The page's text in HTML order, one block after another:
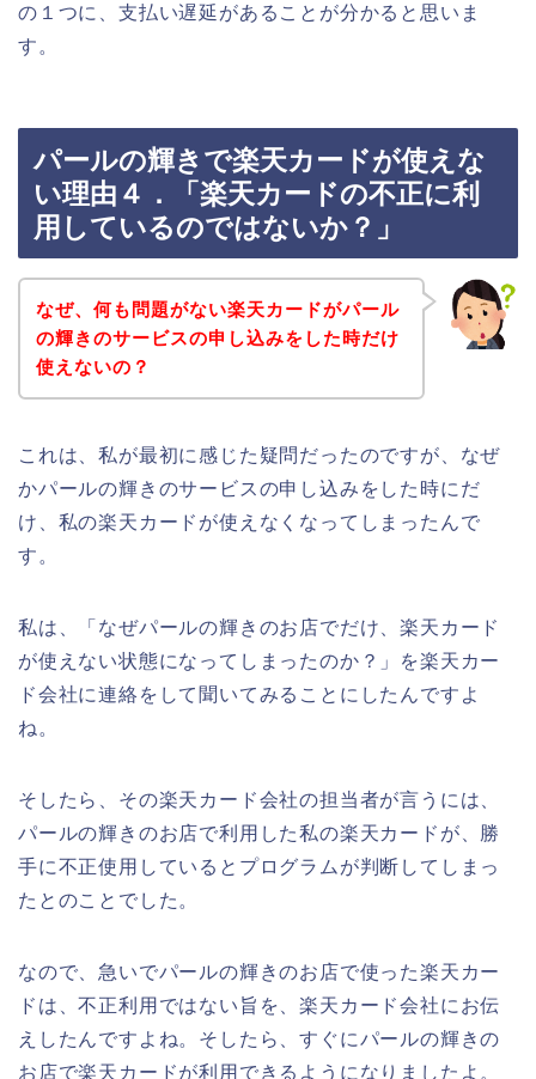
の１つに、支払い遅延があることが分かると思いま
す。
パールの輝きで楽天カードが使えな
い理由４．「楽天カードの不正に利
用しているのではないか？」
なぜ、何も問題がない楽天カードがパール
の輝きのサービスの申し込みをした時だけ
使えないの？
これは、私が最初に感じた疑問だったのですが、なぜ
かパールの輝きのサービスの申し込みをした時にだ
け、私の楽天カードが使えなくなってしまったんで
す。
私は、「なぜパールの輝きのお店でだけ、楽天カード
が使えない状態になってしまったのか？」を楽天カー
ド会社に連絡をして聞いてみることにしたんですよ
ね。
そしたら、その楽天カード会社の担当者が言うには、
パールの輝きのお店で利用した私の楽天カードが、勝
手に不正使用しているとプログラムが判断してしまっ
たとのことでした。
なので、急いでパールの輝きのお店で使った楽天カー
ドは、不正利用ではない旨を、楽天カード会社にお伝
えしたんですよね。そしたら、すぐにパールの輝きの
お店で楽天カードが利用できるようになりましたよ。